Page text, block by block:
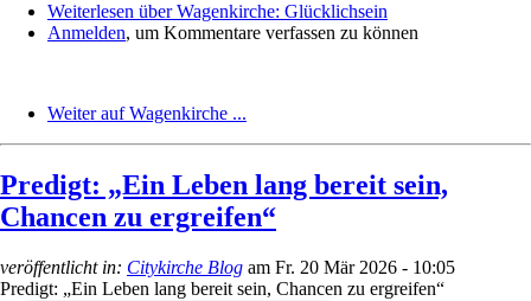
Weiterlesen über Wagenkirche: Glücklichsein
Anmelden, um Kommentare verfassen zu können
Weiter auf Wagenkirche ...
Predigt: „Ein Leben lang bereit sein,
Chancen zu ergreifen“
veröffentlicht in: Citykirche Blog am Fr. 20 Mär 2026 - 10:05
Predigt: „Ein Leben lang bereit sein, Chancen zu ergreifen“